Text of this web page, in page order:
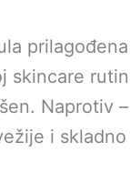
skincare
Naprotiv
i